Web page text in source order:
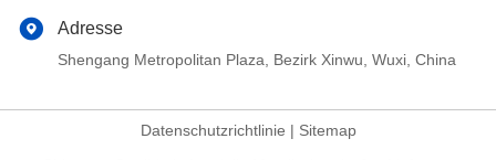
Adresse
Shengang Metropolitan Plaza, Bezirk Xinwu, Wuxi, China
Datenschutzrichtlinie | Sitemap